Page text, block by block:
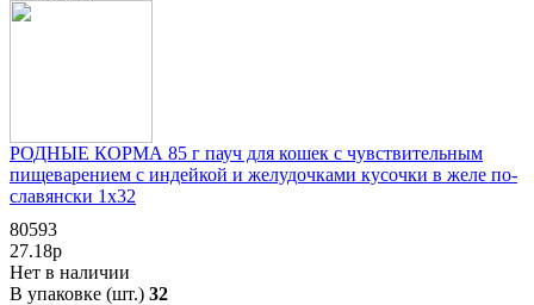
РОДНЫЕ КОРМА 85 г пауч для кошек с чувствительным
пищеварением с индейкой и желудочками кусочки в желе по-
славянски 1х32
80593
27.18р
Нет в наличии
В упаковке (шт.) 32